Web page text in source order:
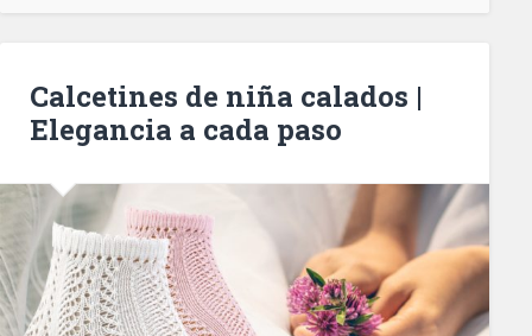
Calcetines de niña calados |
Elegancia a cada paso